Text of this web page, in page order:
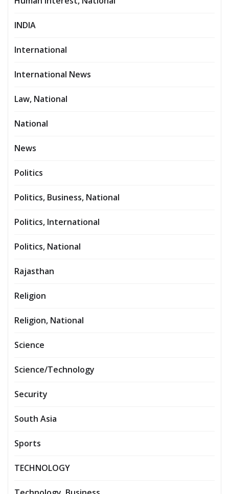
INDIA
International
International News
Law, National
National
News
Politics
Politics, Business, National
Politics, International
Politics, National
Rajasthan
Religion
Religion, National
Science
Science/Technology
Security
South Asia
Sports
TECHNOLOGY